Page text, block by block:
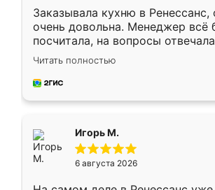
Заказывала кухню в Ренессанс,
очень довольна. Менеджер всё
посчитала, на вопросы
Замерщик приехал в субботу,
делу со всей
за день, ребята работали
Читать полностью
Игорь М.
6 августа 2026